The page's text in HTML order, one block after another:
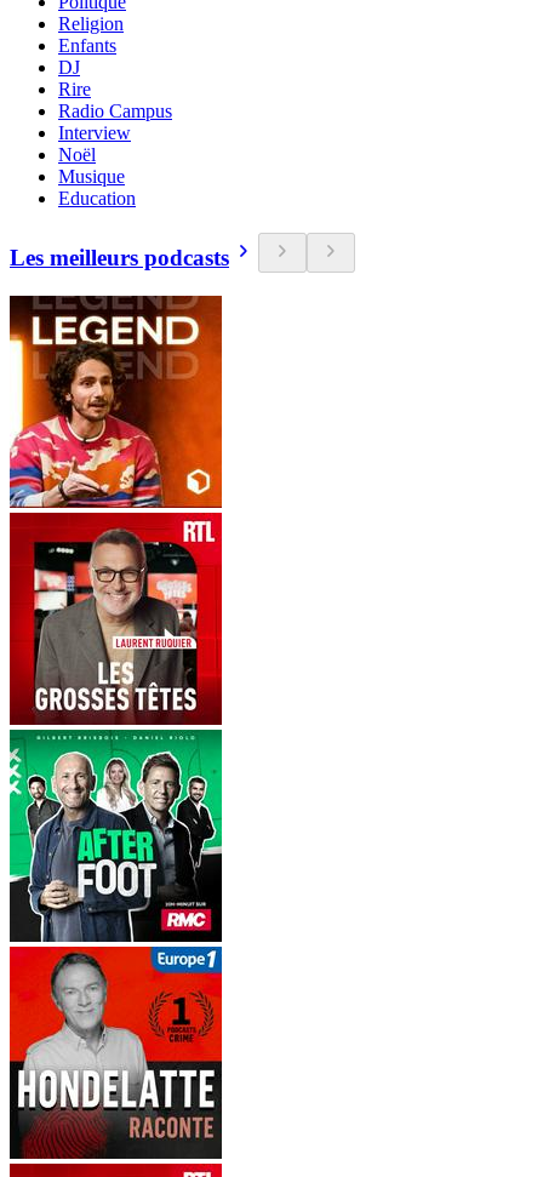
Religion
Enfants
DJ
Rire
Radio Campus
Interview
Noël
Musique
Education
Les meilleurs podcasts